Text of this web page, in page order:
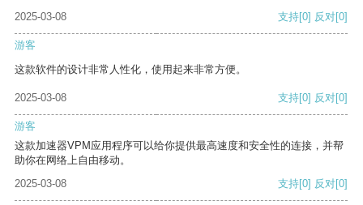
2025-03-08 支持[0] 反对[0]
游客
这款软件的设计非常人性化，使用起来非常方便。
2025-03-08 支持[0] 反对[0]
游客
这款加速器VPM应用程序可以给你提供最高速度和安全性的连接，并帮
助你在网络上自由移动。
2025-03-08
支持[0] 反对[0]